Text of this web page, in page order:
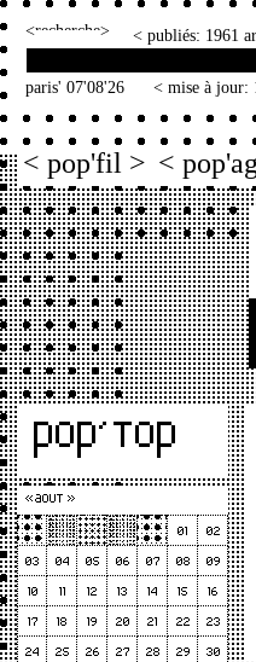
< > < publiés: 1961
paris' 07'08'26 < mise à jour:
< pop'fil > <